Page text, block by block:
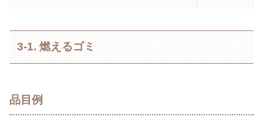
3-1. 燃えるゴミ
品目例